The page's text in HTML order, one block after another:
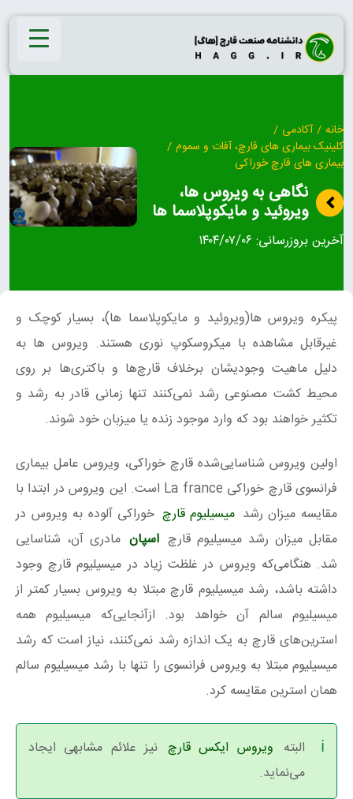
Skip
content
خانه / آکادمی /
کلینیک بیماری‌ های قارچ، آفات و سموم /
بیماری های قارچ خوراکی
نگاهی به ویروس ها،
ویروئید و مایکوپلاسما ها
آخرین بروزرسانی: ۱۴۰۴/۰۷/۰۶
پیکره‌ ویروس ها(ویروئید و مایکوپلاسما ها)، بسیار کوچک و
غیرقابل مشاهده با میکروسکوپ نوری هستند. ویروس ها به
دلیل ماهیت وجودیشان برخلاف قارچ‌ها و باکتری‌ها بر روی
محیط کشت مصنوعی رشد نمی‌کنند تنها زمانی قادر به رشد و
تکثیر خواهند بود که وارد موجود زنده یا میزبان خود شوند.
اولین ویروس شناسایی‌شده قارچ خوراکی، ویروس عامل بیماری
فرانسوی قارچ خوراکی La france است. این ویروس در ابتدا با
مقایسه میزان رشد میسیلیوم قارچ خوراکی آلوده به ویروس در
مقابل میزان رشد میسیلیوم قارچ اسپان مادری آن، شناسایی
شد. هنگامی‌که ویروس در غلظت زیاد در میسیلیوم قارچ وجود
داشته باشد، رشد میسیلیوم قارچ مبتلا به ویروس بسیار کمتر از
میسیلیوم سالم آن خواهد بود. ازآنجایی‌که میسیلیوم همه
استرین‌های قارچ به یک اندازه رشد نمی‌کنند، نیاز است که رشد
میسیلیوم مبتلا به ویروس فرانسوی را تنها با رشد میسیلیوم سالم
همان استرین مقایسه کرد.
البته ویروس ایکس قارچ نیز علائم مشابهی ایجاد
می‌نماید.